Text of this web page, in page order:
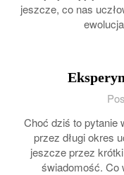
jeszcze, co nas
Choć dziś to pytanie
przez długi okres
jeszcze przez
świadomość. Co